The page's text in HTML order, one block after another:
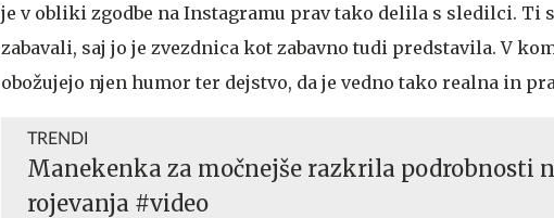
je v obliki zgodbe na Instagramu prav tako delila s sledilci. Ti
zabavali, saj jo je zvezdnica kot zabavno tudi predstavila. V
obožujejo njen humor ter dejstvo, da je vedno tako realna in
TRENDI
Manekenka za močnejše razkrila podrobnosti
rojevanja #video